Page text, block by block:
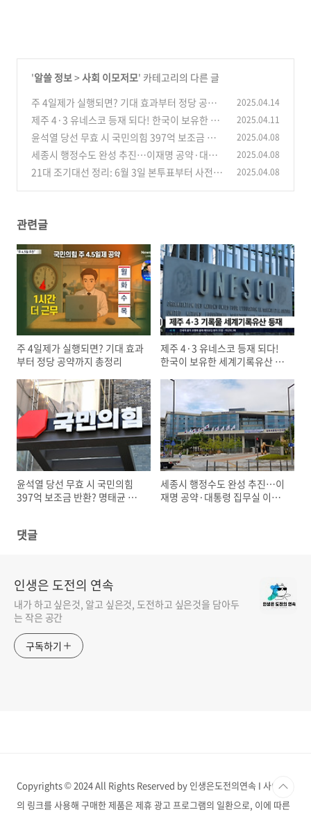
'알쓸 정보>사회 이모저모' 카테고리의 다른 글
주 4일제가 실행되면? 기대 효과부터 정당 공약
까지 총정리
(1)
2025.04.14
제주 4·3 유네스코 등재 되다! 한국이 보유한 세
계기록유산 20건은? (0)
2025.04.11
윤석열 당선 무효 시 국민의힘 397억 보조금 반
환? 명태균 게이트까지 정리
(1)
2025.04.08
세종시 행정수도 완성 추진…이재명 공약·대통
령 집무실 이전 논의
(2)
2025.04.08
21대 조기대선 정리: 6월 3일 본투표부터 사전·
2025.04.08
관련글
주 4일제가 실행되면? 기대 효과
부터 정당 공약까지 총정리
제주 4·3 유네스코 등재 되다!
한국이 보유한 세계기록유산 20
윤석열 당선 무효 시 국민의힘
397억 보조금 반환? 명태균 게
세종시 행정수도 완성 추진…이
재명 공약·대통령 집무실 이전
댓글
인생은 도전의 연속
내가 하고 싶은것, 알고 싶은것, 도전하고 싶은것을 담아두
는 작은 공간
구독하기
Copyrights © 2024 All Rights Reserved by 인생은도전의연속 I 사이트
의 링크를 사용해 구매한 제품은 제휴 광고 프로그램의 일환으로, 이에 따른